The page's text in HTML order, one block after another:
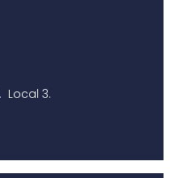
Local 3.